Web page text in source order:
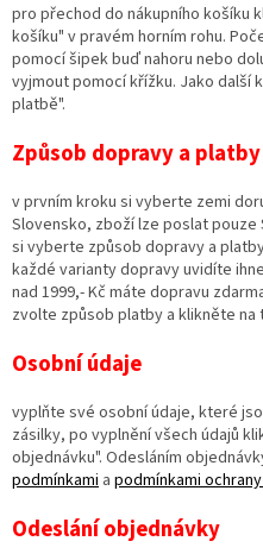
pro přechod do nákupního košíku
košíku" v pravém horním rohu.
pomocí šipek buď nahoru nebo
vyjmout pomocí křížku. Jako další
platbě".
Způsob dopravy a platby
v prvním kroku si vyberte zemi
Slovensko, zboží lze poslat pouze
si vyberte způsob dopravy a
každé varianty dopravy uvidíte
nad 1999,- Kč máte dopravu
zvolte způsob platby a klikněte
Osobní údaje
vyplňte své osobní údaje, které
zásilky, po vyplnění všech údajů
objednávku". Odesláním
podmínkami a podmínkami
Odeslání objednávky